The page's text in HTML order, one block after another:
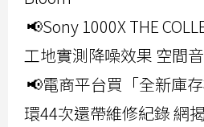
📢Sony 1000X THE
工地實測降噪效果 空間
📢電商平台買「全新庫
環44次還帶維修紀錄 網